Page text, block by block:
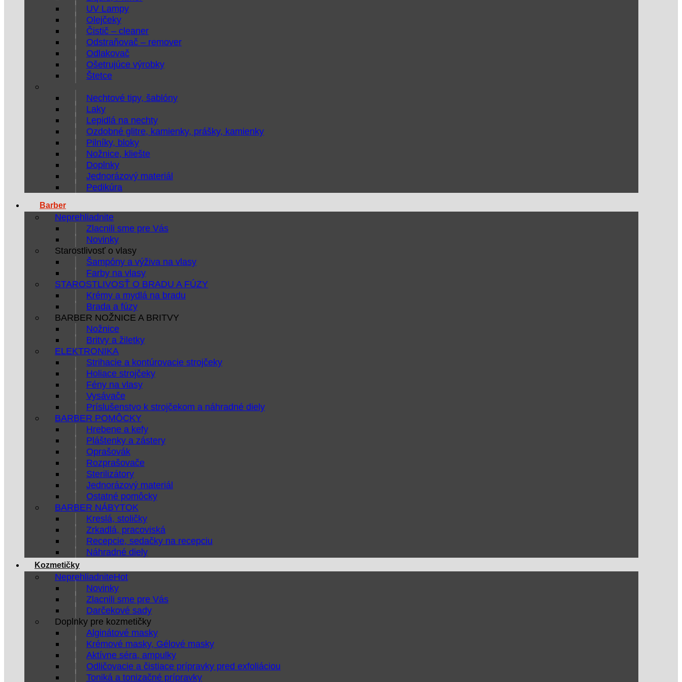
UV Lampy
Olejčeky
Čistič – cleaner
Odstraňovač – remover
Odlakovač
Ošetrujúce výrobky
Štetce
Nechtové tipy, šablóny
Laky
Lepidlá na nechty
Ozdobné glitre, kamienky, prášky, kamienky
Pilníky, bloky
Nožnice, kliešte
Doplnky
Jednorázový materiál
Pedikúra
Barber
Neprehliadnite
Zlacnili sme pre Vás
Novinky
Starostlivosť o vlasy
Šampóny a výživa na vlasy
Farby na vlasy
STAROSTLIVOSŤ O BRADU A FÚZY
Krémy a mydlá na bradu
Brada a fúzy
BARBER NOŽNICE A BRITVY
Nožnice
Britvy a žiletky
ELEKTRONIKA
Strihacie a kontúrovacie strojčeky
Holiace strojčeky
Fény na vlasy
Vysávače
Príslušenstvo k strojčekom a náhradné diely
BARBER POMÔCKY
Hrebene a kefy
Pláštenky a zástery
Oprašovák
Rozprašovače
Sterilizátory
Jednorázový materiál
Ostatné pomôcky
BARBER NÁBYTOK
Kreslá, stoličky
Zrkadlá, pracoviská
Recepcie, sedačky na recepciu
Náhradné diely
Kozmetičky
Neprehliadnite
Novinky
Zlacnili sme pre Vás
Darčekové sady
Doplnky pre kozmetičky
Alginátové masky
Krémové masky, Gélové masky
Aktívne séra, ampulky
Odličovacie a čistiace prípravky pred exfoliáciou
Toniká a tonizačné prípravky